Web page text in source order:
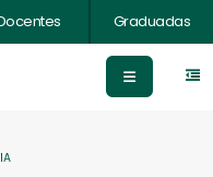
Graduadas